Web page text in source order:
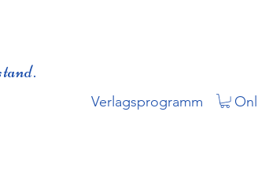
Verlagsprogramm